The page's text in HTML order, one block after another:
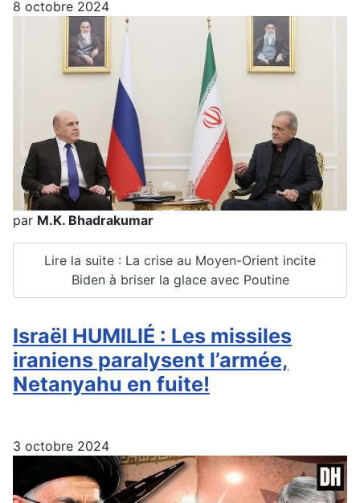
8 octobre 2024
par M.K. Bhadrakumar
Lire la suite : La crise au Moyen-Orient incite
Biden à briser la glace avec Poutine
Israël HUMILIÉ : Les missiles
iraniens paralysent l’armée,
Netanyahu en fuite!
3 octobre 2024